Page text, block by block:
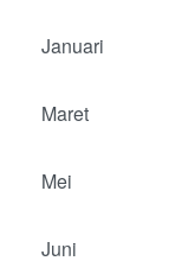
Januari
Maret
Mei
Juni